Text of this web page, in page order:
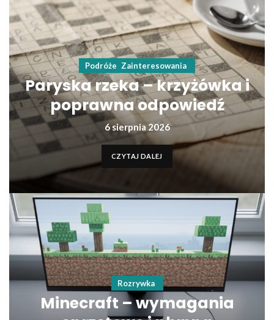
Podróże Zainteresowania
Paryska rzeka – krzyżówka i
poprawna odpowiedź
6 sierpnia 2026
CZYTAJ DALEJ
Rozrywka
Minecraft – wymagania